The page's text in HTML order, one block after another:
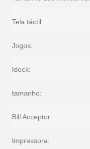
Tela táctil:
Jogos:
Ideck:
tamanho:
Bill Acceptor:
Impressora: